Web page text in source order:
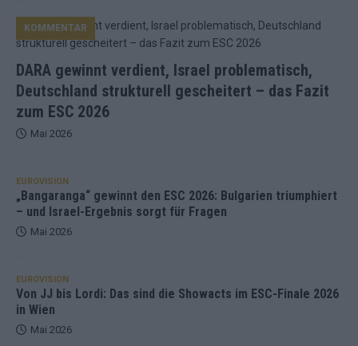
DARA gewinnt verdient, Israel problematisch,
Deutschland strukturell gescheitert – das Fazit
zum ESC 2026
KOMMENTAR
Mai 2026
EUROVISION
„Bangaranga“ gewinnt den ESC 2026: Bulgarien triumphiert
– und Israel-Ergebnis sorgt für Fragen
Mai 2026
EUROVISION
Von JJ bis Lordi: Das sind die Showacts im ESC-Finale 2026
in Wien
Mai 2026